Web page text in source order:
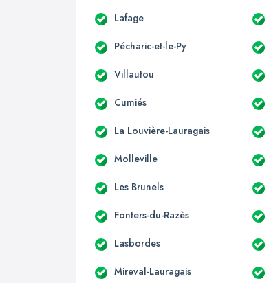
Lafage
Pécharic-et-le-Py
Villautou
Cumiés
La Louvière-Lauragais
Molleville
Les Brunels
Fonters-du-Razès
Lasbordes
Mireval-Lauragais